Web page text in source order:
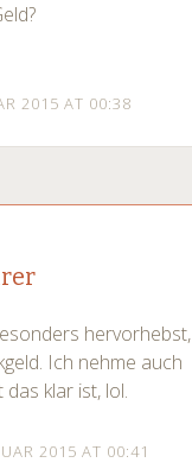
2015 AT 00:38
hervorhebst,
Ich nehme auch
klar ist, lol.
2015 AT 00:41